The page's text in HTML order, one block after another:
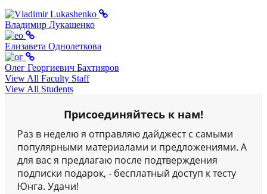
Владимир Лукашенко
Елизавета Однолеткова
Олег Георгиевич Бахтияров
View All Faculty Staff
View All Students
Присоединяйтесь к нам!
Раз в неделю я отправляю дайджест с самыми
популярными материалами и предложениями. А
для вас я предлагаю после подтверждения
подписки подарок, - бесплатный доступ к тесту
Юнга. Удачи!